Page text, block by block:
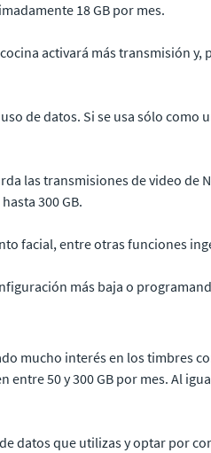
18 GB por mes.
activará más transmisión
de datos. Si se usa sólo como
las transmisiones de video de
300 GB.
facial, entre otras funciones
más baja o
mucho interés en los timbres
50 y 300 GB por mes. Al
datos que utilizas y optar por